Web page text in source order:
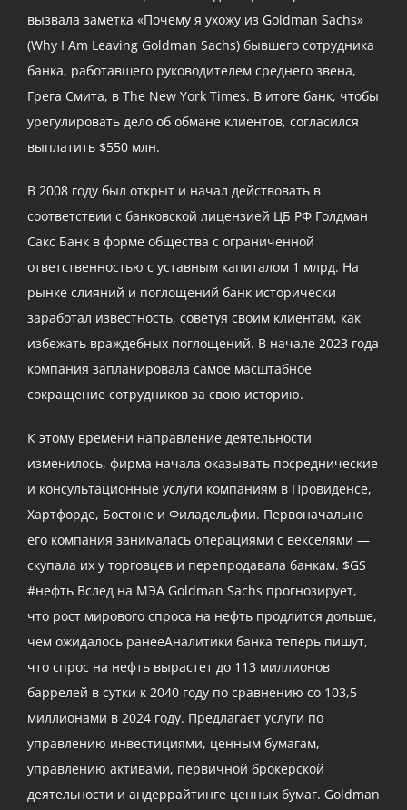
вызвала заметка «Почему я ухожу из Goldman Sachs»
(Why I Am Leaving Goldman Sachs) бывшего сотрудника
банка, работавшего руководителем среднего звена,
Грега Смита, в The New York Times. В итоге банк, чтобы
урегулировать дело об обмане клиентов, согласился
выплатить $550 млн.
В 2008 году был открыт и начал действовать в
соответствии с банковской лицензией ЦБ РФ Голдман
Сакс Банк в форме общества с ограниченной
ответственностью с уставным капиталом 1 млрд. На
рынке слияний и поглощений банк исторически
заработал известность, советуя своим клиентам, как
избежать враждебных поглощений. В начале 2023 года
компания запланировала самое масштабное
сокращение сотрудников за свою историю.
К этому времени направление деятельности
изменилось, фирма начала оказывать посреднические
и консультационные услуги компаниям в Провиденсе,
Хартфорде, Бостоне и Филадельфии. Первоначально
его компания занималась операциями с векселями —
скупала их у торговцев и перепродавала банкам. $GS
#нефть Вслед на МЭА Goldman Sachs прогнозирует,
что рост мирового спроса на нефть продлится дольше,
чем ожидалось ранееАналитики банка теперь пишут,
что спрос на нефть вырастет до 113 миллионов
баррелей в сутки к 2040 году по сравнению со 103,5
миллионами в 2024 году. Предлагает услуги по
управлению инвестициями, ценным бумагам,
управлению активами, первичной брокерской
деятельности и андеррайтинге ценных бумаг. Goldman